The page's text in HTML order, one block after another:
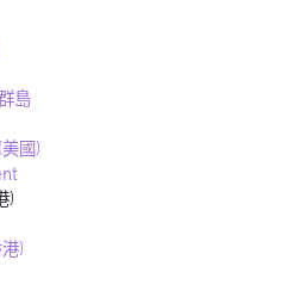
島
國)
)
)